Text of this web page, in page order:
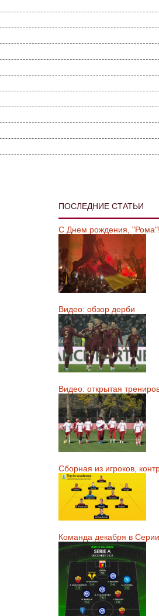
ПОСЛЕДНИЕ СТАТЬИ
С Днем рождения, "Рома"!
Видео: обзор дерби
Видео: открытая
Сборная из игроков,
Команда декабря в